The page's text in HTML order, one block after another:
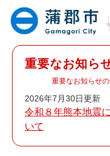
重要なお知ら
2026年7月30日更新
令和８年熊本地震
いて
重要なお知らせ